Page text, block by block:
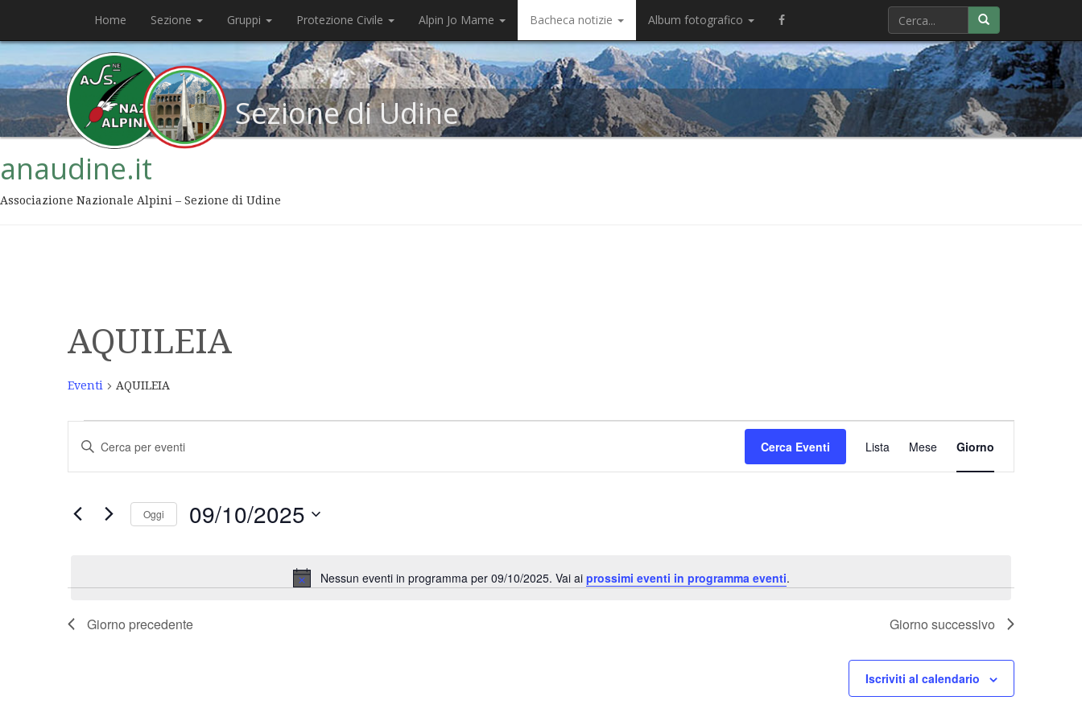
Home Sezione Gruppi Protezione Civile Alpin Jo Mame Bacheca notizie Album fotografico
Sezione di Udine
anaudine.it
Associazione Nazionale Alpini – Sezione di Udine
AQUILEIA
Eventi AQUILEIA
Notice
Nessun eventi in programma per 09/10/2025. Vai ai prossimi eventi in programma eventi.
Eventi
Ricerca
viste
Inserisci
Parola
Chiave.
per
Cerca Eventi
Evento
Viste
Navigazione
Lista Mese Giorno
Oggi 09/10/2025
Giorno precedente Giorno successivo
Iscriviti al calendario